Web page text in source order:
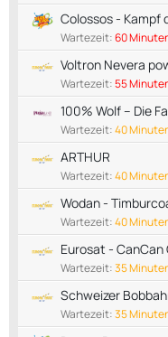
Colossos - Kampf
Wartezeit:60
Voltron Nevera
Wartezeit:55
100% Wolf – Die
Wartezeit:40
ARTHUR
Wartezeit:40
Wodan -
Wartezeit:40
Eurosat -
Wartezeit:35
Schweizer
Wartezeit:35